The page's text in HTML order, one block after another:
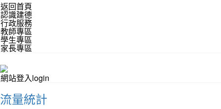
返回首頁
認識建德
行政服務
教師專區
學生專區
家長專區
網站登入login
流量統計